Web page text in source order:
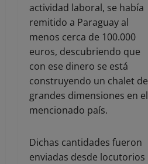
actividad laboral, se había
remitido a Paraguay al
menos cerca de 100.000
euros, descubriendo que
con ese dinero se está
construyendo un chalet de
grandes dimensiones en el
mencionado país.
Dichas cantidades fueron
enviadas desde locutorios